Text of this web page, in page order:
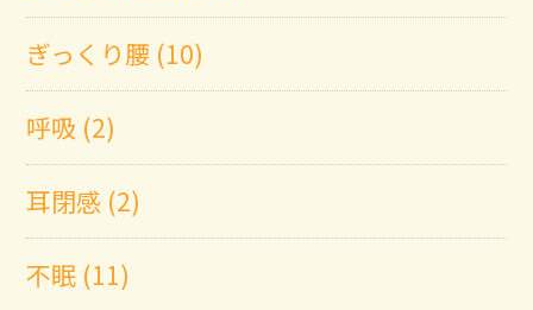
ぎっくり腰 (10)
呼吸 (2)
耳閉感 (2)
不眠 (11)